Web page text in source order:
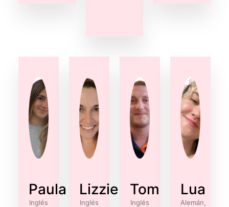
Paula
Inglés
Lizzie
Inglés
Tom
Inglés
Lua
Alemán,